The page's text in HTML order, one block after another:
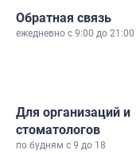
Обратная связь
ежедневно c 9:00 до 21:00
Для организаций и
стоматологов
по будням с 9 до 18